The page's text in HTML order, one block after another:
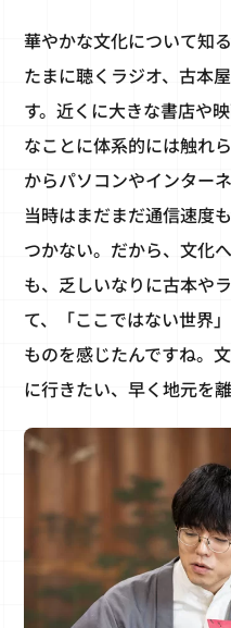
華やかな文化について知
たまに聴くラジオ、古本
す。近くに大きな書店や
なことに体系的には触れ
からパソコンやインター
当時はまだまだ通信速度
つかない。だから、文化
も、乏しいなりに古本や
て、「ここではない世界
ものを感じたんですね。
に行きたい、早く地元を